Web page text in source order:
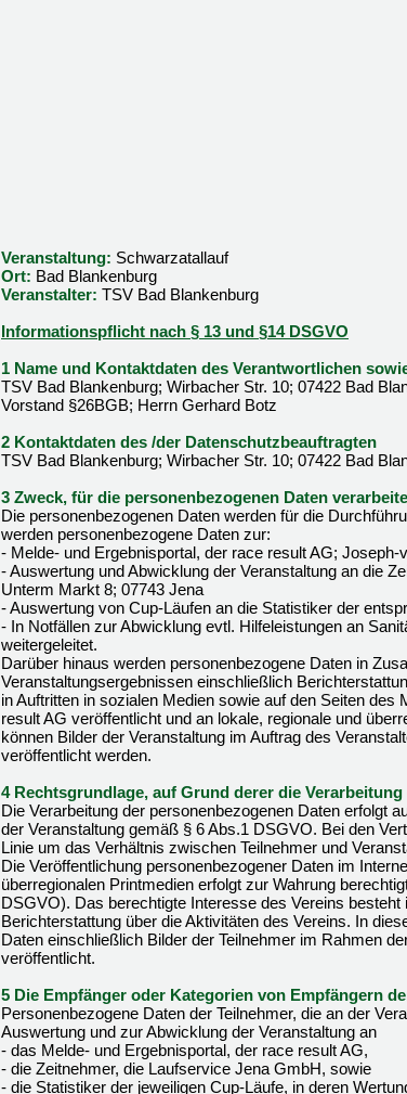
Veranstaltung: Schwarzatallauf
Ort: Bad Blankenburg
Veranstalter: TSV Bad Blankenburg
Informationspflicht nach § 13 und §14 DSGVO
1 Name und Kontaktdaten des Verantwortlichen
TSV Bad Blankenburg; Wirbacher Str. 10; 07422 Bad
Vorstand §26BGB; Herrn Gerhard Botz
2 Kontaktdaten des /der Datenschutzbeauftragten
TSV Bad Blankenburg; Wirbacher Str. 10; 07422 Bad
3 Zweck, für die personenbezogenen Daten
Die personenbezogenen Daten werden für die
werden personenbezogene Daten zur:
- Melde- und Ergebnisportal, der race result AG;
- Auswertung und Abwicklung der Veranstaltung an die
Unterm Markt 8; 07743 Jena
- Auswertung von Cup-Läufen an die Statistiker der
- In Notfällen zur Abwicklung evtl. Hilfeleistungen an
weitergeleitet.
Darüber hinaus werden personenbezogene Daten in
Veranstaltungsergebnissen einschließlich
in Auftritten in sozialen Medien sowie auf den Seiten
result AG veröffentlicht und an lokale, regionale und
können Bilder der Veranstaltung im Auftrag des
veröffentlicht werden.
4 Rechtsgrundlage, auf Grund derer die
Die Verarbeitung der personenbezogenen Daten erfolgt
der Veranstaltung gemäß § 6 Abs.1 DSGVO. Bei den
Linie um das Verhältnis zwischen Teilnehmer und
Die Veröffentlichung personenbezogener Daten im
überregionalen Printmedien erfolgt zur Wahrung
DSGVO). Das berechtigte Interesse des Vereins
Berichterstattung über die Aktivitäten des Vereins. In
Daten einschließlich Bilder der Teilnehmer im Rahmen
veröffentlicht.
5 Die Empfänger oder Kategorien von Empfängern
Personenbezogene Daten der Teilnehmer, die an der
Auswertung und zur Abwicklung der Veranstaltung an
- das Melde- und Ergebnisportal, der race result AG,
- die Zeitnehmer, die Laufservice Jena GmbH, sowie
- die Statistiker der jeweiligen Cup-Läufe, in deren